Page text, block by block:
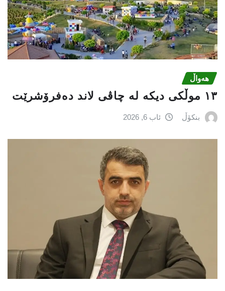
هەواڵ
١٣ موڵکی دیکە لە چاڤی لاند دەفرۆشرێت
بنکۆڵ ئاب 6, 2026